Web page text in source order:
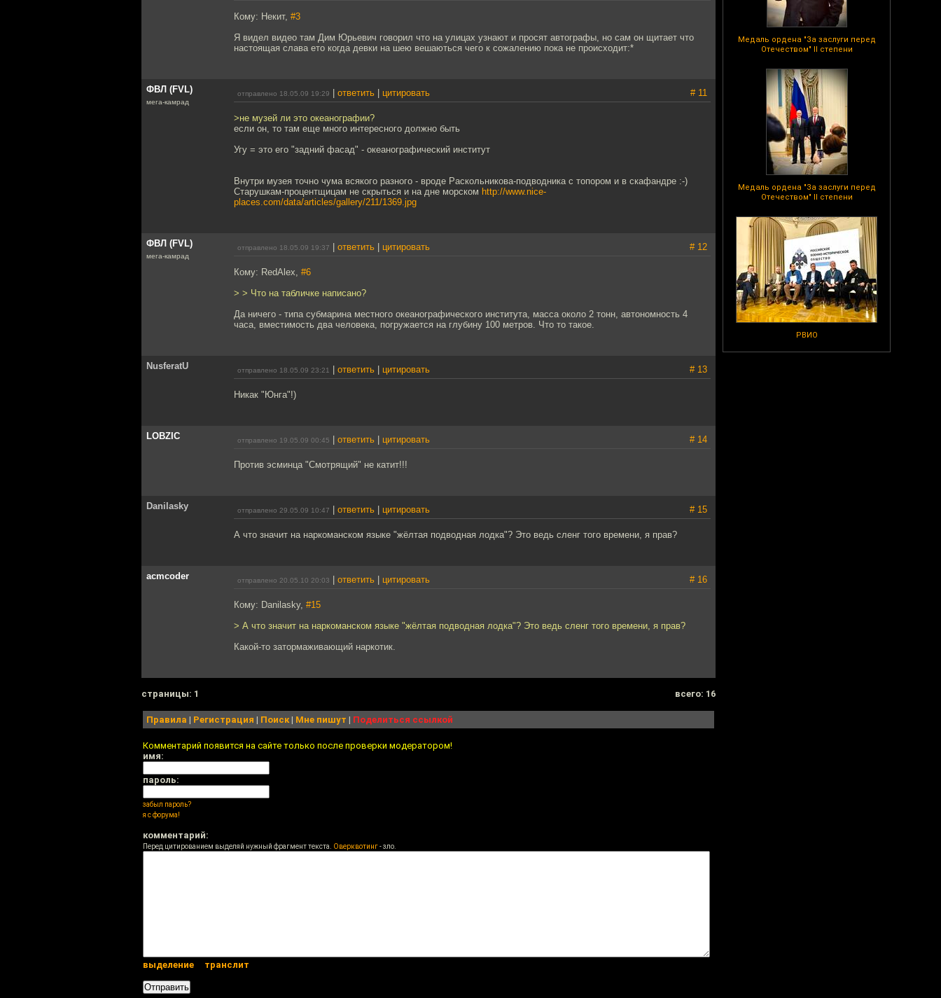
Медаль ордена "За заслуги перед
Отечеством" II степени
Медаль ордена "За заслуги перед
Отечеством" II степени
РВИО
Кому: Некит, #3
Я видел видео там Дим Юрьевич говорил что на улицах узнают и просят автографы, но сам он щитает что
настоящая слава ето когда девки на шею вешаються чего к сожалению пока не происходит:*
ФВЛ (FVL)
мега-камрад
отправлено 18.05.09 19:29 ответить цитировать # 11
>не музей ли это океанографии?
если он, то там еще много интересного должно быть
Угу = это его "задний фасад" - океанографический институт
Внутри музея точно чума всякого разного - вроде Раскольникова-подводника с топором и в скафандре :-)
Старушкам-процентщицам не скрыться и на дне морском http://www.nice-
places.com/data/articles/gallery/211/1369.jpg
ФВЛ (FVL)
мега-камрад
отправлено 18.05.09 19:37 ответить цитировать # 12
Кому: RedAlex, #6
> > Что на табличке написано?
Да ничего - типа субмарина местного океанографического института, масса около 2 тонн, автономность 4
часа, вместимость два человека, погружается на глубину 100 метров. Что то такое.
NusferatU отправлено 18.05.09 23:21 ответить цитировать # 13
Никак "Юнга"!)
LOBZIC отправлено 19.05.09 00:45 ответить цитировать # 14
Против эсминца "Смотрящий" не катит!!!
Danilasky отправлено 29.05.09 10:47 ответить цитировать # 15
А что значит на наркоманском языке "жёлтая подводная лодка"? Это ведь сленг того времени, я прав?
acmcoder отправлено 20.05.10 20:03 ответить цитировать # 16
Кому: Danilasky, #15
> А что значит на наркоманском языке "жёлтая подводная лодка"? Это ведь сленг того времени, я прав?
Какой-то затормаживающий наркотик.
cтраницы: 1 всего: 16
Правила | Регистрация | Поиск| Мне пишут | Поделиться ссылкой
Комментарий появится на сайте только после проверки модератором!
имя:
пароль:
забыл пароль?
я с форума!
комментарий:
Перед цитированием выделяй нужный фрагмент текста. Оверквотинг- зло.
выделение транслит